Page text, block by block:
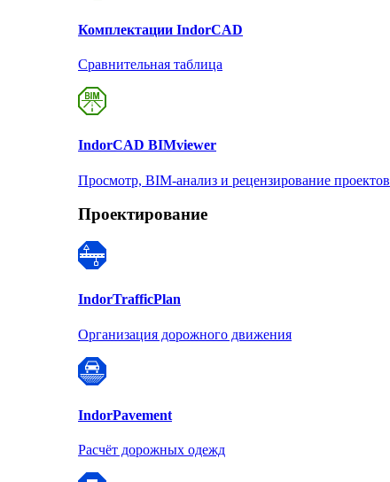
Комплектации IndorCAD
Сравнительная таблица
IndorCAD BIMviewer
Просмотр, BIM-анализ и рецензирование проектов
Проектирование
IndorTrafficPlan
Организация дорожного движения
IndorPavement
Расчёт дорожных одежд